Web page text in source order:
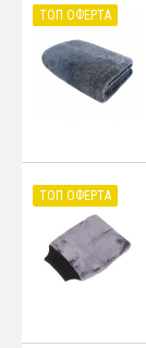
ТОП ОФЕРТА
ТОП ОФЕРТА